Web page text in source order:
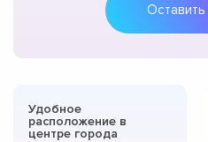
Удобное
расположение в
центре города